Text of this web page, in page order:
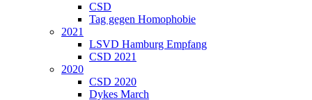
CSD
Tag gegen Homophobie
2021
LSVD Hamburg Empfang
CSD 2021
2020
CSD 2020
Dykes March